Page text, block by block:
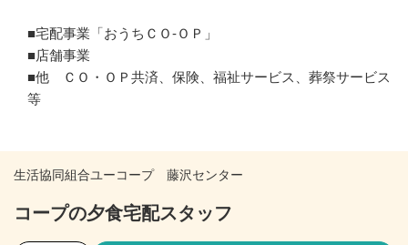
■宅配事業「おうちＣＯ-ＯＰ」
■店舗事業
■他　ＣＯ・ＯＰ共済、保険、福祉サービス、葬祭サービス
等
生活協同組合ユーコープ 藤沢センター
コープの夕食宅配スタッフ